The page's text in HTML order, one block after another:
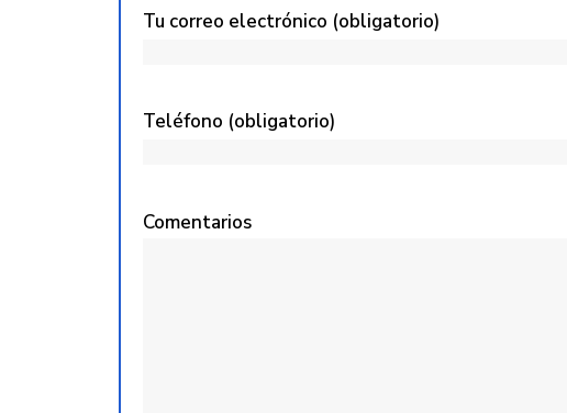
Tu correo electrónico (obligatorio)
Teléfono (obligatorio)
Comentarios